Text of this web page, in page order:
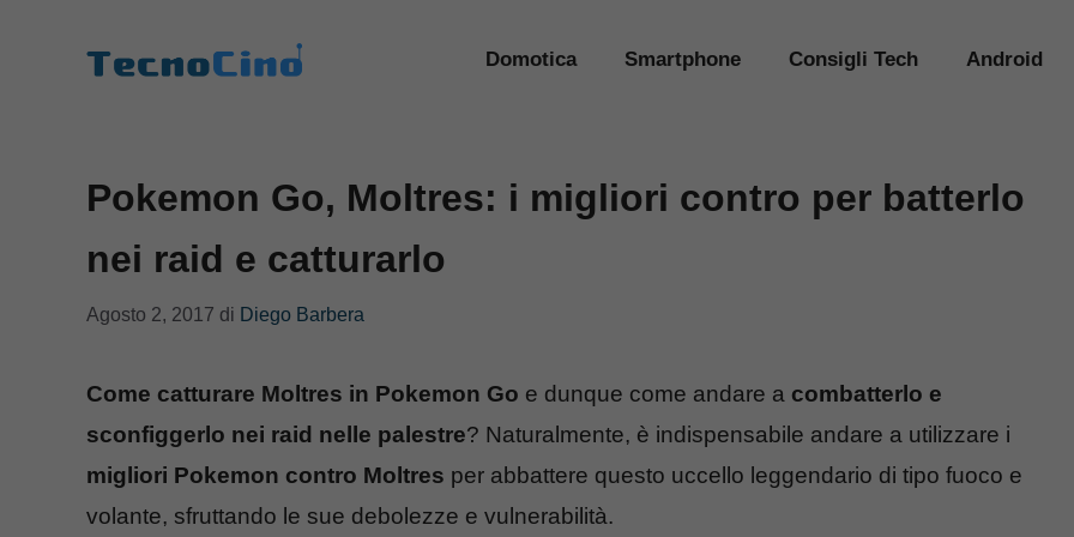
Domotica Smartphone Consigli Tech Android
Pokemon Go, Moltres: i migliori contro per batterlo
nei raid e catturarlo
Agosto 2, 2017 di Diego Barbera
Come catturare Moltres in Pokemon Go e dunque come andare a combatterlo e
sconfiggerlo nei raid nelle palestre? Naturalmente, è indispensabile andare a utilizzare i
migliori Pokemon contro Moltres per abbattere questo uccello leggendario di tipo fuoco e
volante, sfruttando le sue debolezze e vulnerabilità.